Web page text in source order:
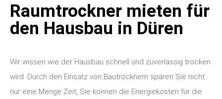
Raumtrockner mieten für
den Hausbau in Düren
Wir wissen wie der Hausbau schnell und zuverlässig trocken
wird. Durch den Einsatz von Bautrocknern sparen Sie nicht
nur eine Menge Zeit, Sie können die Energiekosten für die